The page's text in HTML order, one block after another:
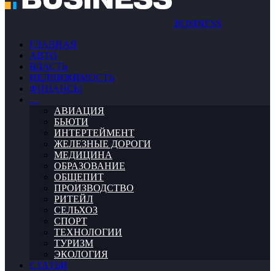
BUSINESS
ГЛАВНАЯ
АВТО
ВЛАСТЬ
НЕДВИЖИМОСТЬ
ФИНАНСЫ
…
АВИАЦИЯ
БЬЮТИ
ИНТЕРТЕЙМЕНТ
ЖЕЛЕЗНЫЕ ДОРОГИ
МЕДИЦИНА
ОБРАЗОВАНИЕ
ОБЩЕПИТ
ПРОИЗВОДСТВО
РИТЕЙЛ
СЕЛЬХОЗ
СПОРТ
ТЕХНОЛОГИИ
ТУРИЗМ
ЭКОЛОГИЯ
СТАТЬИ